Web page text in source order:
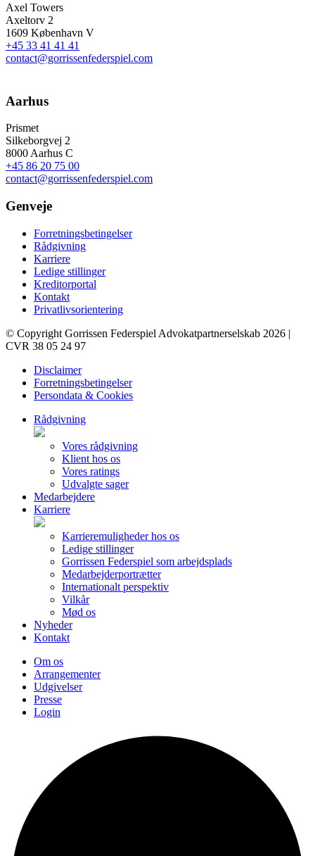
Axel Towers
Axeltorv 2
1609 København V
+45 33 41 41 41
contact@gorrissenfederspiel.com
Aarhus
Prismet
Silkeborgvej 2
8000 Aarhus C
+45 86 20 75 00
contact@gorrissenfederspiel.com
Genveje
Forretningsbetingelser
Rådgivning
Karriere
Ledige stillinger
Kreditorportal
Kontakt
Privatlivsorientering
© Copyright Gorrissen Federspiel Advokatpartnerselskab 2026 |
CVR 38 05 24 97
Disclaimer
Forretningsbetingelser
Persondata & Cookies
Rådgivning
Vores rådgivning
Klient hos os
Vores ratings
Udvalgte sager
Medarbejdere
Karriere
Karrieremuligheder hos os
Ledige stillinger
Gorrissen Federspiel som arbejdsplads
Medarbejderportrætter
Internationalt perspektiv
Vilkår
Mød os
Nyheder
Kontakt
Om os
Arrangementer
Udgivelser
Presse
Login